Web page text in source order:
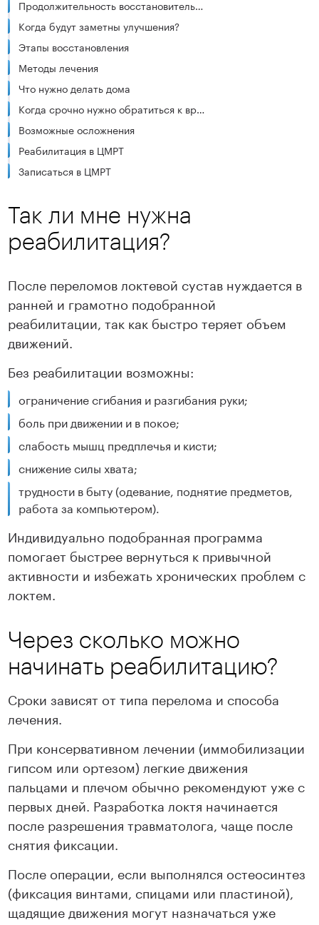
Продолжительность восстановительного периода
Когда будут заметны улучшения?
Этапы восстановления
Методы лечения
Что нужно делать дома
Когда срочно нужно обратиться к врачу
Возможные осложнения
Реабилитация в ЦМРТ
Записаться в ЦМРТ
Так ли мне нужна
реабилитация?
После переломов локтевой сустав нуждается в
ранней и грамотно подобранной
реабилитации, так как быстро теряет объем
движений.
Без реабилитации возможны:
ограничение сгибания и разгибания руки;
боль при движении и в покое;
слабость мышц предплечья и кисти;
снижение силы хвата;
трудности в быту (одевание, поднятие предметов,
работа за компьютером).
Индивидуально подобранная программа
помогает быстрее вернуться к привычной
активности и избежать хронических проблем с
локтем.
Через сколько можно
начинать реабилитацию?
Сроки зависят от типа перелома и способа
лечения.
При консервативном лечении (иммобилизации
гипсом или ортезом) легкие движения
пальцами и плечом обычно рекомендуют уже с
первых дней. Разработка локтя начинается
после разрешения травматолога, чаще после
снятия фиксации.
После операции, если выполнялся остеосинтез
(фиксация винтами, спицами или пластиной),
щадящие движения могут назначаться уже